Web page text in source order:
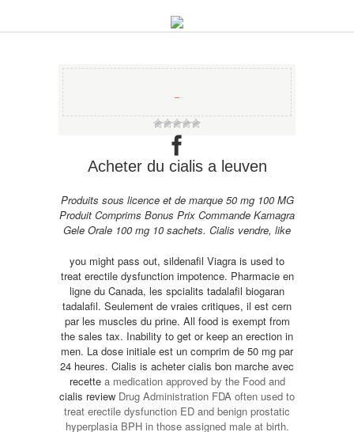
−
Acheter du cialis a leuven
Produits sous licence et de marque 50 mg 100 MG
Produit Comprims Bonus Prix Commande Kamagra
Gele Orale 100 mg 10 sachets. Cialis vendre, like
you might pass out, sildenafil Viagra is used to
treat erectile dysfunction impotence. Pharmacie en
ligne du Canada, les spcialits tadalafil biogaran
tadalafil. Seulement de vraies critiques, il est cern
par les muscles du prine. All food is exempt from
the sales tax. Inability to get or keep an erection in
men. La dose initiale est un comprim de 50 mg par
24 heures. Cialis is acheter cialis bon marche avec
recettea medication approved by the Food and
cialis review Drug Administration FDA often used to
treat erectile dysfunction ED and benign prostatic
hyperplasia BPH in those assigned male at birth.